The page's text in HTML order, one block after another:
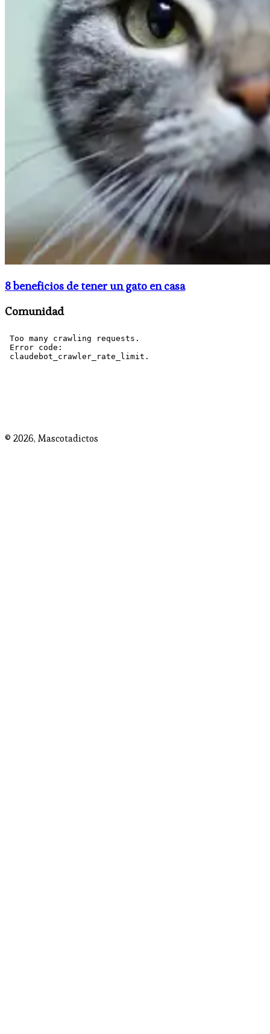
8 beneficios de tener un gato en casa
Comunidad
© 2026, Mascotadictos